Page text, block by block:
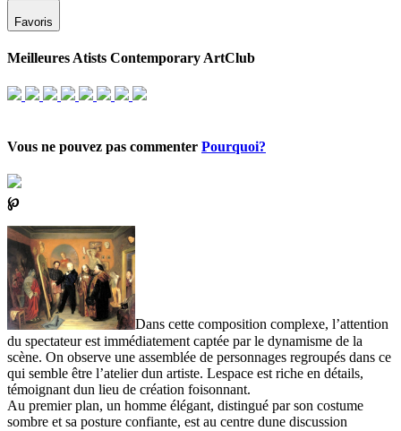
Favoris
Meilleures Atists Contemporary ArtClub
Vous ne pouvez pas commenter Pourquoi?
℘
Dans cette composition complexe, l’attention
du spectateur est immédiatement captée par le dynamisme de la
scène. On observe une assemblée de personnages regroupés dans ce
qui semble être l’atelier dun artiste. Lespace est riche en détails,
témoignant dun lieu de création foisonnant.
Au premier plan, un homme élégant, distingué par son costume
sombre et sa posture confiante, est au centre dune discussion